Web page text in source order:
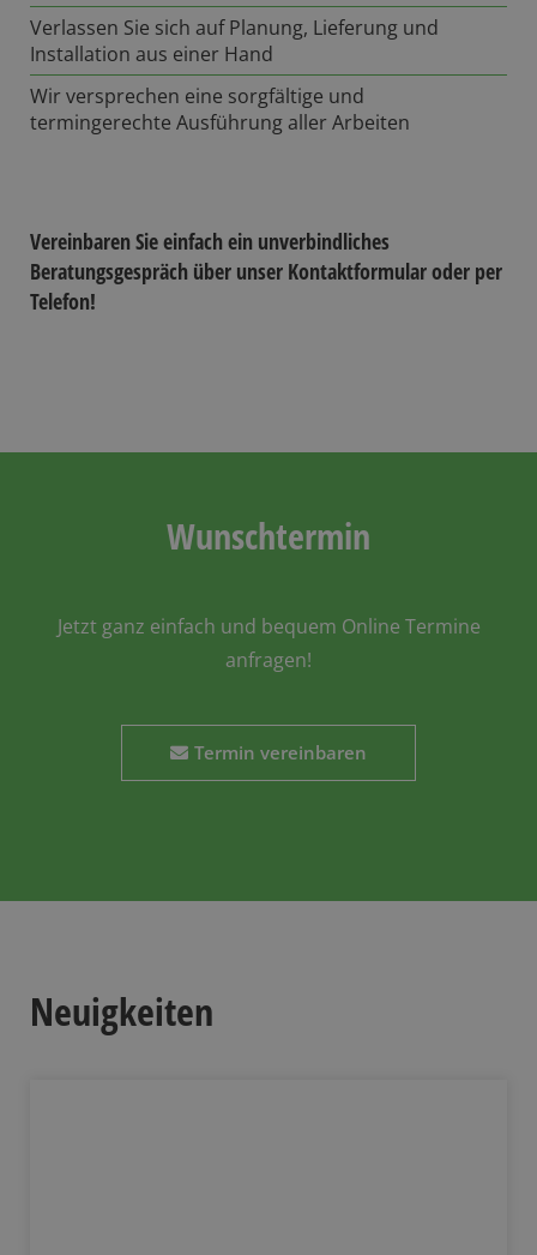
Verlassen Sie sich auf Planung, Lieferung und
Installation aus einer Hand
Wir versprechen eine sorgfältige und
termingerechte Ausführung aller Arbeiten
Vereinbaren Sie einfach ein unverbindliches
Beratungsgespräch über unser Kontaktformular oder per
Telefon!
Wunschtermin
Jetzt ganz einfach und bequem Online Termine
anfragen!
Termin vereinbaren
Neuigkeiten